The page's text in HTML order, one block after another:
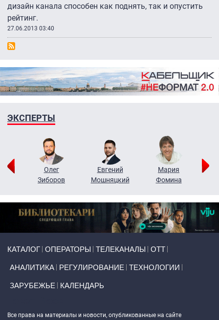
дизайн канала способен как поднять, так и опустить
рейтинг.
27.06.2013 03:40
ЭКСПЕРТЫ
Олег
Зиборов
Евгений
Мошняцкий
Мария
Фомина
КАТАЛОГ ОПЕРАТОРЫ ТЕЛЕКАНАЛЫ ОТТ
АНАЛИТИКА РЕГУЛИРОВАНИЕ ТЕХНОЛОГИИ
ЗАРУБЕЖЬЕ КАЛЕНДАРЬ
Все права на материалы и новости, опубликованные на сайте